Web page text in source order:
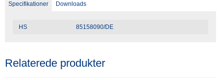
Specifikationer Downloads
HS 85158090/DE
Relaterede produkter